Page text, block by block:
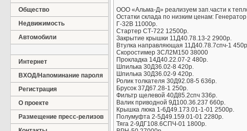
Общество
Недвижимость
Автомобили
Интернет
ВХОД/Напоминание пароля
Регистрация
О проекте
Размещение пресс-релизов
ООО «Альма-Д» реализуем зап.части к
Остатки склада по низким ценам: Генератор
Г-32В 11000р.
Стартер СТ-722 12500р.
Закрытие крышки 11Д40.78.13-2 2900р.
Втулка направляющая 11Д40.78.7спч-1
Скоростимер 3СЛ2М150 38000
Прокладка 14Д40.22.07-2 480р.
Шпилька 30Д36.02-8 420р.
Шпилька 30Д36.02-9 420р.
Ролик толкателя 30Д92.08-5 636р.
Брусок 37Д67.28-1 250р.
Фильтр щелевой 40Д85.2спч 336р.
Валик приводной 9Д100.36.237 660р.
Крышка люка 1-6Д49.173.01-1-01 2500р.
Полумуфта 2-5Д49.159.01-01 2280р.
Тяга 2-9ДГ108.6СПЧ-01 1800р.